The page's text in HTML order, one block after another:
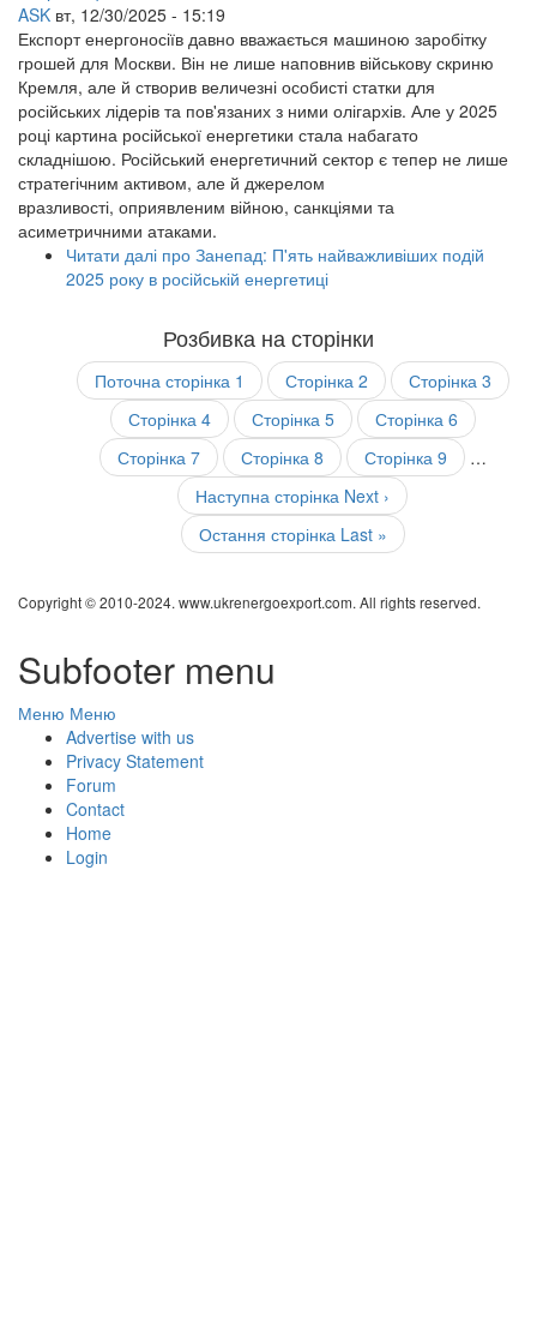
ASK вт, 12/30/2025 - 15:19
Експорт енергоносіїв давно вважається машиною заробітку
грошей для Москви. Він не лише наповнив військову скриню
Кремля, але й створив величезні особисті статки для
російських лідерів та пов'язаних з ними олігархів. Але у 2025
році картина російської енергетики стала набагато
складнішою. Російський енергетичний сектор є тепер не лише
стратегічним активом, але й джерелом
вразливості, оприявленим війною, санкціями та
асиметричними атаками.
Читати далі про Занепад: П'ять найважливіших подій
2025 року в російській енергетиці
Розбивка на сторінки
Поточна сторінка 1 Сторінка 2 Сторінка 3
Сторінка 4 Сторінка 5 Сторінка 6
Сторінка 7 Сторінка 8 Сторінка 9
…
Наступна сторінка Next ›
Остання сторінка Last »
Copyright © 2010-2024. www.ukrenergoexport.com. All rights reserved.
Subfooter menu
Меню Меню
Advertise with us
Privacy Statement
Forum
Contact
Home
Login